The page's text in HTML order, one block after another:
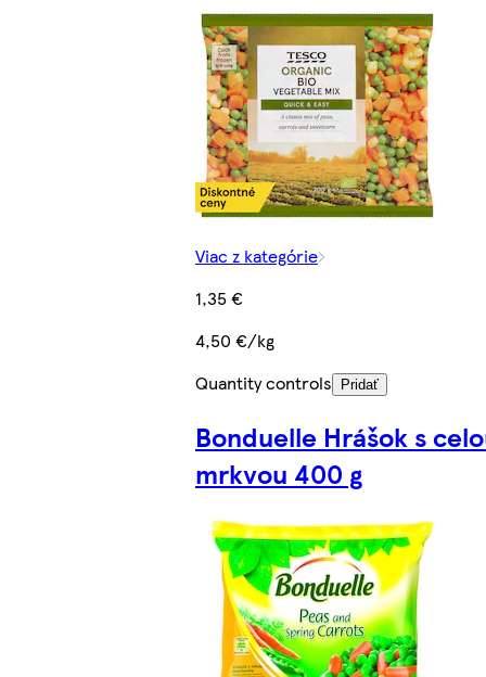
Viac z kategórie
1,35 €
4,50 €/kg
Quantity controls
Pridať
Bonduelle Hrášok s
mrkvou 400 g